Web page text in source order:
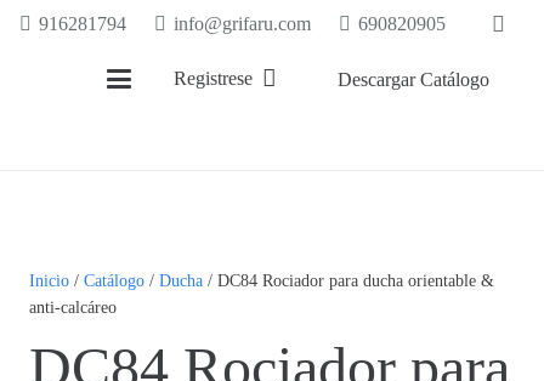
916281794 info@grifaru.com 690820905
Registrese Descargar Catálogo
Inicio / Catálogo / Ducha / DC84 Rociador para ducha orientable &
anti-calcáreo
DC84 Rociador para